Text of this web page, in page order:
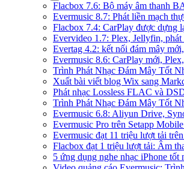
Flacbox 7.6: Bộ máy âm thanh
Evermusic 8.7: Phát liền mạch
Flacbox 7.4: CarPlay được dựng
Evervideo 1.7: Plex, Jellyfin,
Evertag 4.2: kết nối đám mây
Evermusic 8.6: CarPlay mới,
Trình Phát Nhạc Đám Mây Tốt
Xuất bài viết blog Wix sang
Phát nhạc Lossless FLAC và
Trình Phát Nhạc Đám Mây Tốt
Evermusic 6.8: Aliyun Drive,
Evermusic Pro trên Setapp
Evermusic đạt 11 triệu lượt tải
Flacbox đạt 1 triệu lượt tải: Âm
5 ứng dụng nghe nhạc iPhone tốt